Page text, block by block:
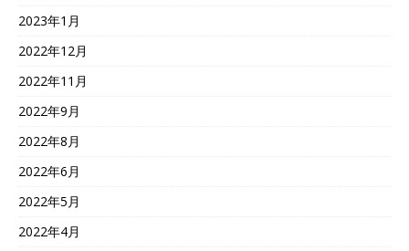
2023年1月
2022年12月
2022年11月
2022年9月
2022年8月
2022年6月
2022年5月
2022年4月